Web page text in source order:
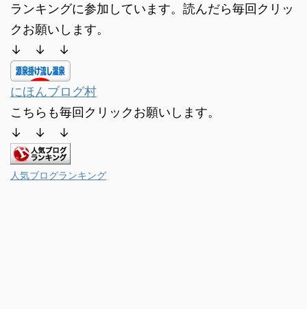
ランキングに参加しています。読んだら毎回クリッ
クお願いします。
↓ ↓ ↓
にほんブログ村
こちらも毎回クリックお願いします。
↓ ↓ ↓
人気ブログランキング